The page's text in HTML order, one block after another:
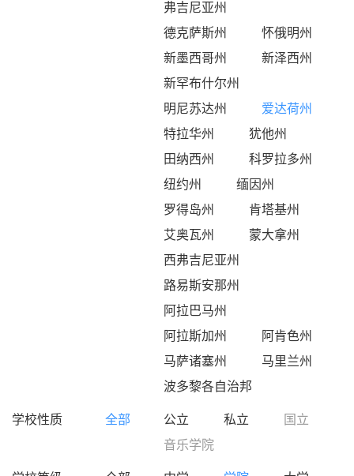
弗吉尼亚州
德克萨斯州
怀俄明州
新墨西哥州
新泽西州
新罕布什尔州
明尼苏达州
爱达荷州
特拉华州
犹他州
田纳西州
科罗拉多州
纽约州
缅因州
罗得岛州
肯塔基州
艾奥瓦州
蒙大拿州
西弗吉尼亚州
路易斯安那州
阿拉巴马州
阿拉斯加州
阿肯色州
马萨诸塞州
马里兰州
波多黎各自治邦
学校性质
全部 公立 私立
国立
音乐学院